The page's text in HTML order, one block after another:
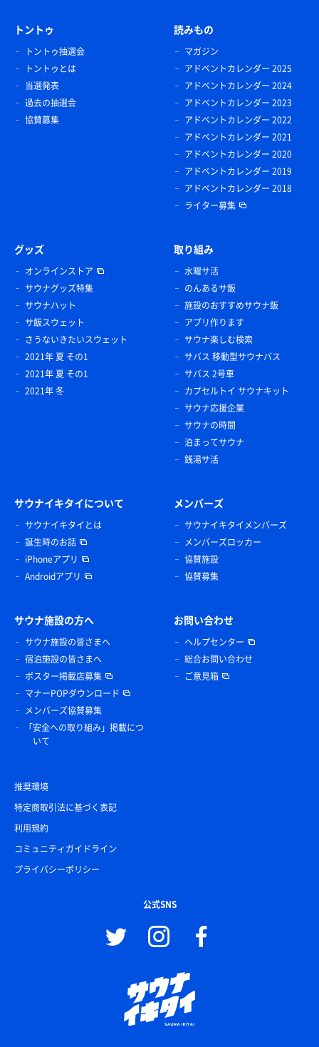
トントゥ
トントゥ抽選会
トントゥとは
当選発表
過去の抽選会
協賛募集
読みもの
マガジン
アドベントカレンダー 2025
アドベントカレンダー 2024
アドベントカレンダー 2023
アドベントカレンダー 2022
アドベントカレンダー 2021
アドベントカレンダー 2020
アドベントカレンダー 2019
アドベントカレンダー 2018
ライター募集
グッズ
オンラインストア
サウナグッズ特集
サウナハット
サ飯スウェット
さうないきたいスウェット
2021年 夏 その1
2021年 夏 その1
2021年 冬
取り組み
水曜サ活
のんあるサ飯
施設のおすすめサウナ飯
アプリ作ります
サウナ楽しむ検索
サバス 移動型サウナバス
サバス 2号車
カプセルトイ サウナキット
サウナ応援企業
サウナの時間
泊まってサウナ
銭湯サ活
サウナイキタイについて
サウナイキタイとは
誕生時のお話
iPhoneアプリ
Androidアプリ
メンバーズ
サウナイキタイメンバーズ
メンバーズロッカー
協賛施設
協賛募集
サウナ施設の方へ
サウナ施設の皆さまへ
宿泊施設の皆さまへ
ポスター掲載店募集
マナーPOPダウンロード
メンバーズ協賛募集
「安全への取り組み」掲載につ
いて
お問い合わせ
ヘルプセンター
総合お問い合わせ
ご意見箱
推奨環境
特定商取引法に基づく表記
利用規約
コミュニティガイドライン
プライバシーポリシー
公式SNS